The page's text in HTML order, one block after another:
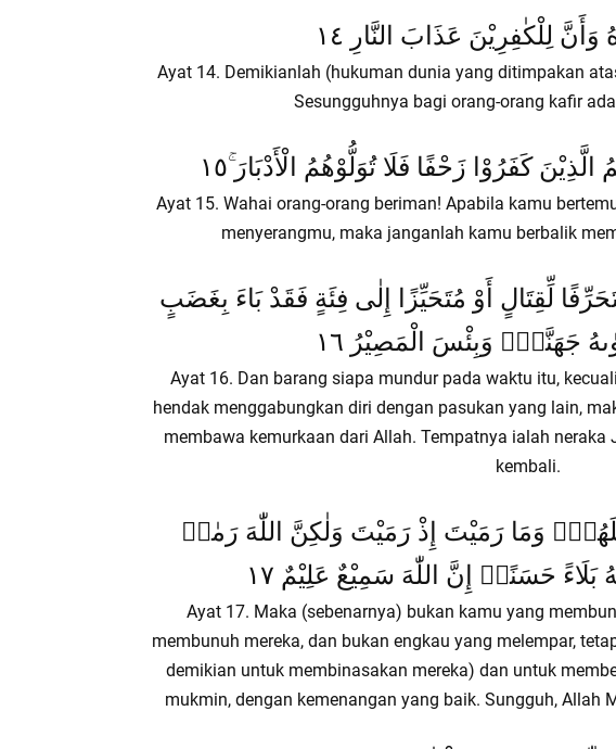
لِلْكٰفِرِيْنَ عَذَابَ النَّارِ ١٤
Ayat 14. Demikianlah (hukuman dunia yang ditimpakan
Sesungguhnya bagi orang-orang kafir
الَّذِيْنَ كَفَرُوْا زَحْفًا فَلَا تُوَلُّوْهُمُ الْأَدْبَارَ ۚ١٥
Ayat 15. Wahai orang-orang beriman! Apabila kamu
menyerangmu, maka janganlah kamu berbalik
لِّقِتَالٍ أَوْ مُتَحَيِّزًا إِلٰى فِئَةٍ فَقَدْ بَاءَ بِغَضَبٍ
جَهَنَّمُۗ وَبِئْسَ الْمَصِيْرُ ١٦
Ayat 16. Dan barang siapa mundur pada waktu itu,
hendak menggabungkan diri dengan pasukan yang lain,
membawa kemurkaan dari Allah. Tempatnya ialah
kembali.
وَمَا رَمَيْتَ إِذْ رَمَيْتَ وَلٰكِنَّ اللّٰهَ رَمٰىۚ
بَلَاءً حَسَنًاۗ إِنَّ اللّٰهَ سَمِيْعٌ عَلِيْمٌ ١٧
Ayat 17. Maka (sebenarnya) bukan kamu yang
membunuh mereka, dan bukan engkau yang melempar,
demikian untuk membinasakan mereka) dan untuk
mukmin, dengan kemenangan yang baik. Sungguh, Allah